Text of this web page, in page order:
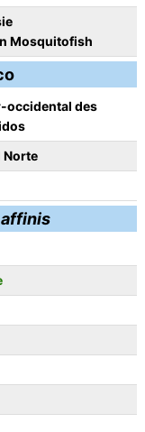
Mosquitofish
occidental des
Norte
affinis